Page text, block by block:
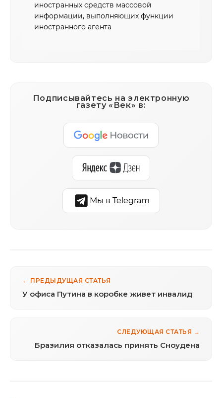
иностранных средств массовой
информации, выполняющих функции
иностранного агента
Подписывайтесь на электронную
газету «Век» в:
Мы в Telegram
← ПРЕДЫДУЩАЯ СТАТЬЯ
У офиса Путина в коробке живет инвалид
СЛЕДУЮЩАЯ СТАТЬЯ →
Бразилия отказалась принять Сноудена